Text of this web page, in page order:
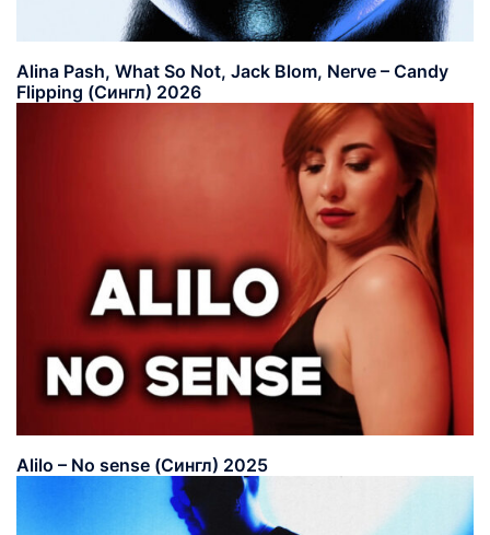
Alina Pash, What So Not, Jack Blom, Nerve – Candy
Flipping (Сингл) 2026
Alilo – No sense (Сингл) 2025